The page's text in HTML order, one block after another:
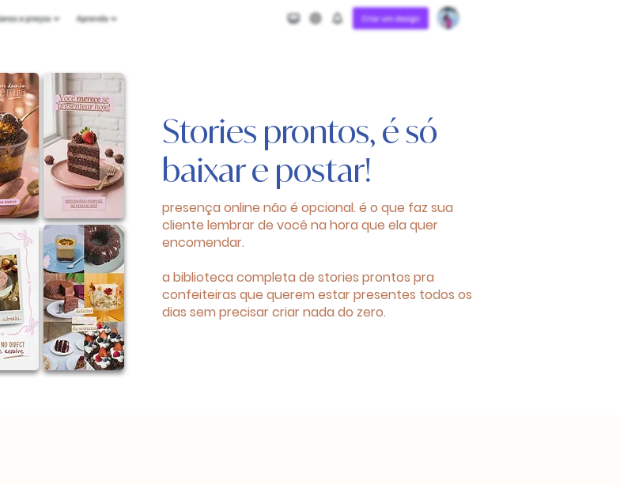
Stories prontos, é só
baixar e postar!
presença online não é opcional. é o que faz sua
cliente lembrar de você na hora que ela quer
encomendar.
a biblioteca completa de stories prontos pra
confeiteiras que querem estar presentes todos os
dias sem precisar criar nada do zero.